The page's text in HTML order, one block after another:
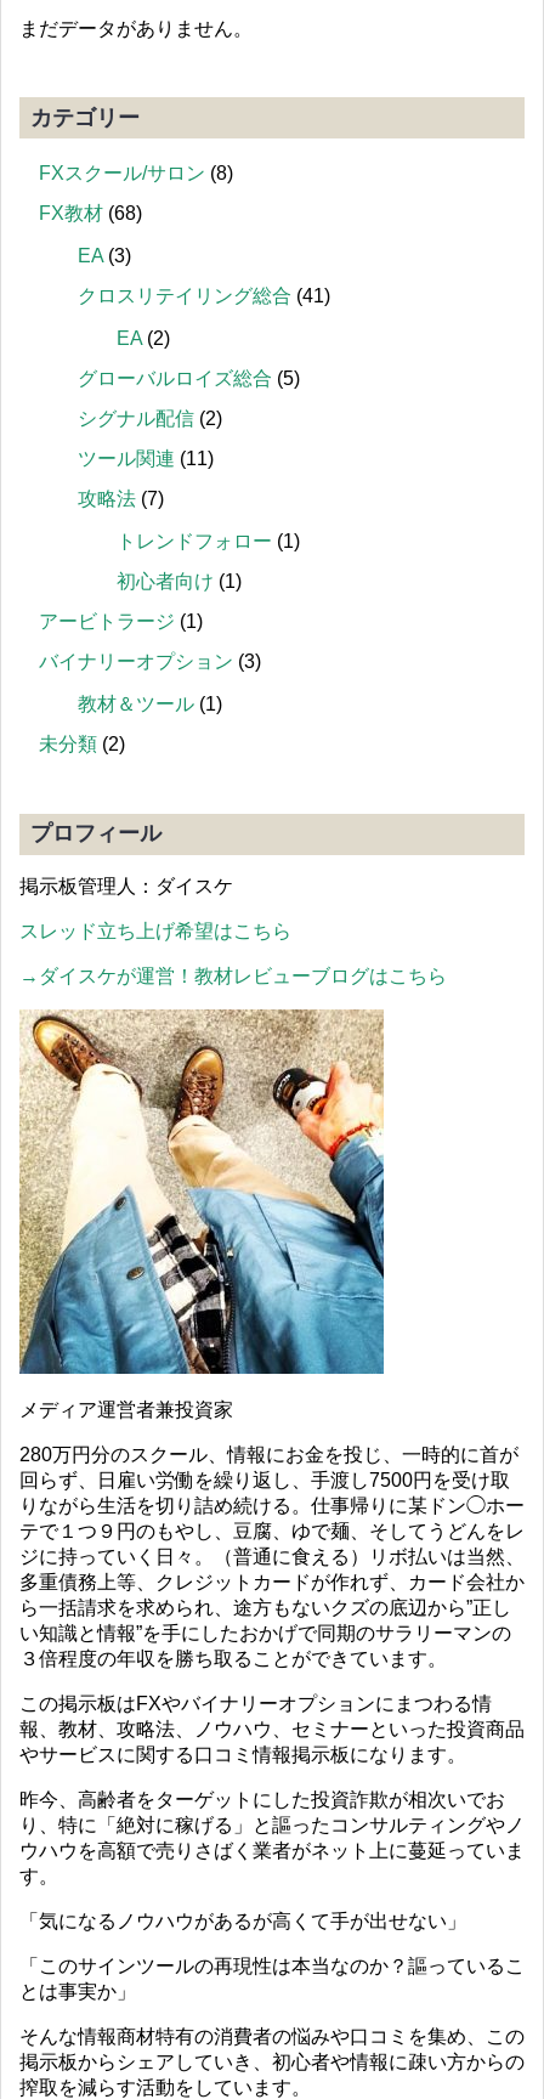
まだデータがありません。
カテゴリー
FXスクール/サロン (8)
FX教材 (68)
EA (3)
クロスリテイリング総合 (41)
EA (2)
グローバルロイズ総合 (5)
シグナル配信 (2)
ツール関連 (11)
攻略法 (7)
トレンドフォロー (1)
初心者向け (1)
アービトラージ (1)
バイナリーオプション (3)
教材＆ツール (1)
未分類 (2)
プロフィール
掲示板管理人：ダイスケ
スレッド立ち上げ希望はこちら
→ダイスケが運営！ 教材レビューブログはこちら
メディア運営者兼投資家
280万円分のスクール、情報にお金を投じ、一時的に首が
回らず、日雇い労働を繰り返し、手渡し7500円を受け取
りながら生活を切り詰め続ける。仕事帰りに某ドン◯ホー
テで１つ９円のもやし、豆腐、ゆで麺、そしてうどんをレ
ジに持っていく日々。（普通に食える）リボ払いは当然、
多重債務上等、クレジットカードが作れず、カード会社か
ら一括請求を求められ、途方もないクズの底辺から”正し
い知識と情報”を手にしたおかげで同期のサラリーマンの
３倍程度の年収を勝ち取ることができています。
この掲示板はFXやバイナリーオプションにまつわる情
報、教材、攻略法、ノウハウ、セミナーといった投資商品
やサービスに関する口コミ情報掲示板になります。
昨今、高齢者をターゲットにした投資詐欺が相次いでお
り、特に「絶対に稼げる」と謳ったコンサルティングやノ
ウハウを高額で売りさばく業者がネット上に蔓延っていま
す。
「気になるノウハウがあるが高くて手が出せない」
「このサインツールの再現性は本当なのか？謳っているこ
とは事実か」
そんな情報商材特有の消費者の悩みや口コミを集め、この
掲示板からシェアしていき、初心者や情報に疎い方からの
搾取を減らす活動をしています。